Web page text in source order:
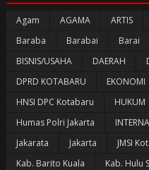
Agam AGAMA ARTIS
Baraba
Barabai Barai
BISNIS/USAHA
DAERAH
DPRD KOTABARU
EKONOMI
HNSI DPC Kotabaru
HUKUM
Humas Polri Jakarta
Jakarata
Jakarta JMSI
Kab. Barito Kuala
Kab. Hulu